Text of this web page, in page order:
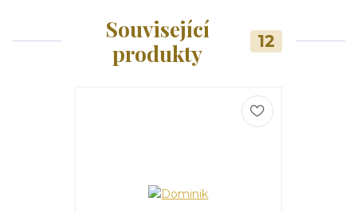
Související
produkty
12